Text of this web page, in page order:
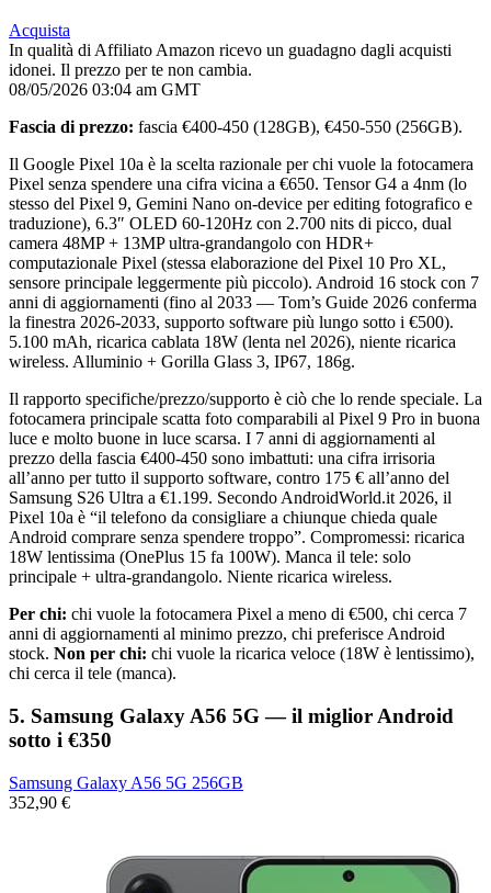
Acquista
In qualità di Affiliato Amazon ricevo un guadagno dagli acquisti
idonei. Il prezzo per te non cambia.
08/05/2026 03:04 am GMT
Fascia di prezzo: fascia €400-450 (128GB), €450-550 (256GB).
Il Google Pixel 10a è la scelta razionale per chi vuole la fotocamera
Pixel senza spendere una cifra vicina a €650. Tensor G4 a 4nm (lo
stesso del Pixel 9, Gemini Nano on-device per editing fotografico e
traduzione), 6.3″ OLED 60-120Hz con 2.700 nits di picco, dual
camera 48MP + 13MP ultra-grandangolo con HDR+
computazionale Pixel (stessa elaborazione del Pixel 10 Pro XL,
sensore principale leggermente più piccolo). Android 16 stock con 7
anni di aggiornamenti (fino al 2033 — Tom’s Guide 2026 conferma
la finestra 2026-2033, supporto software più lungo sotto i €500).
5.100 mAh, ricarica cablata 18W (lenta nel 2026), niente ricarica
wireless. Alluminio + Gorilla Glass 3, IP67, 186g.
Il rapporto specifiche/prezzo/supporto è ciò che lo rende speciale. La
fotocamera principale scatta foto comparabili al Pixel 9 Pro in buona
luce e molto buone in luce scarsa. I 7 anni di aggiornamenti al
prezzo della fascia €400-450 sono imbattuti: una cifra irrisoria
all’anno per tutto il supporto software, contro 175 € all’anno del
Samsung S26 Ultra a €1.199. Secondo AndroidWorld.it 2026, il
Pixel 10a è “il telefono da consigliare a chiunque chieda quale
Android comprare senza spendere troppo”. Compromessi: ricarica
18W lentissima (OnePlus 15 fa 100W). Manca il tele: solo
principale + ultra-grandangolo. Niente ricarica wireless.
Per chi: chi vuole la fotocamera Pixel a meno di €500, chi cerca 7
anni di aggiornamenti al minimo prezzo, chi preferisce Android
stock. Non per chi: chi vuole la ricarica veloce (18W è lentissimo),
chi cerca il tele (manca).
5. Samsung Galaxy A56 5G — il miglior Android
sotto i €350
Samsung Galaxy A56 5G 256GB
352,90 €